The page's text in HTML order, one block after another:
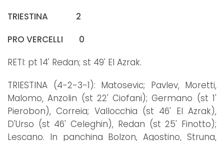
TRIESTINA 2
PRO VERCELLI 0
RETI: pt 14' Redan; st 49' El Azrak.
TRIESTINA (4-2-3-1): Matosevic; Pavlev, Moretti,
Malomo, Anzolin (st 22' Ciofani); Germano (st 1'
Pierobon), Correia; Vallocchia (st 46' El Azrak),
D'Urso (st 46' Celeghin), Redan (st 25' Finotto);
Lescano. In panchina Bolzon, Agostino, Struna,